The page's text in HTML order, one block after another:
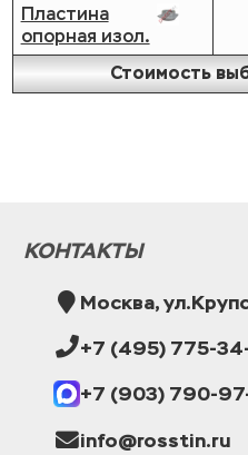
Пластина
опорная изол.
Стоимость
КОНТАКТЫ
Москва,
+7 (495) 775-
+7 (903) 790-
info@rosstin.ru